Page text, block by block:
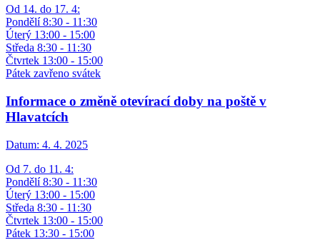
Od 14. do 17. 4:
Pondělí 8:30 - 11:30
Úterý 13:00 - 15:00
Středa 8:30 - 11:30
Čtvrtek 13:00 - 15:00
Pátek zavřeno svátek
Informace o změně otevírací doby na poště v
Hlavatcích
Datum: 4. 4. 2025
Od 7. do 11. 4:
Pondělí 8:30 - 11:30
Úterý 13:00 - 15:00
Středa 8:30 - 11:30
Čtvrtek 13:00 - 15:00
Pátek 13:30 - 15:00